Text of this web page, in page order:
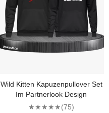
Wild Kitten Kapuzenpullover Set
Im Partnerlook Design
★★★★★(75)